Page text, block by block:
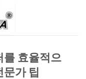
를 효율적으
문가 팁